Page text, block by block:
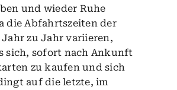
und wieder Ruhe
die Abfahrtszeiten der
zu Jahr variieren,
sich, sofort nach Ankunft
zu kaufen und sich
auf die letzte, im